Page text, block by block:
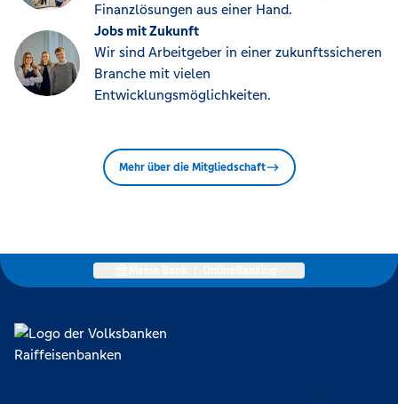
Finanzlösungen aus einer Hand.
Jobs mit Zukunft
Wir sind Arbeitgeber in einer zukunftssicheren
Branche mit vielen
Entwicklungsmöglichkeiten.
Mehr über die Mitgliedschaft